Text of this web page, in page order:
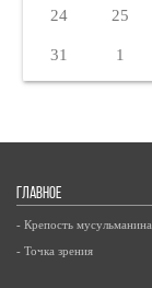
24 25
31 1
ГЛАВНОЕ
- Крепость мусульманина
- Точка зрения